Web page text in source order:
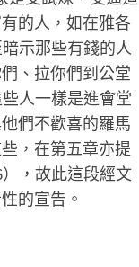
的人，如在雅各
示那些有錢的人
、拉你們到公堂
人一樣是進會堂
們不歡喜的羅馬
，在第五章亦提
，故此這段經文
的宣告。